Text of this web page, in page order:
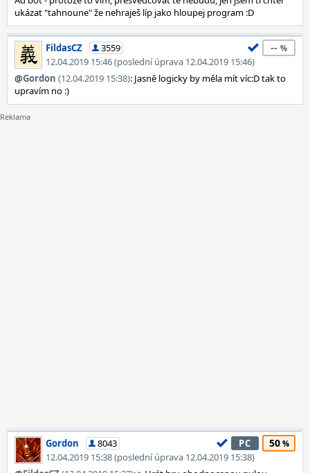
ukázat "tahnoune" že nehraješ líp jako hloupej program :D
FildasCZ
3559
12.04.2019 15:46 (poslední úprava 12.04.2019 15:46)
--
@Gordon (12.04.2019 15:38): Jasně logicky by měla mít víc:D tak to
upravím no :)
Gordon
8043
12.04.2019 15:38 (poslední úprava 12.04.2019 15:38)
PC 50